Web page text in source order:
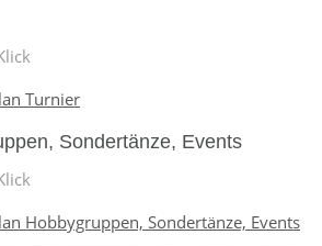
Turnier
Sondertänze, Events
Hobbygruppen, Sondertänze, Events